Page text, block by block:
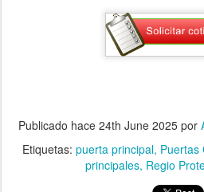
Publicado hace 24th June 2025 por
Etiquetas: puerta principal Puertas
principales Regio